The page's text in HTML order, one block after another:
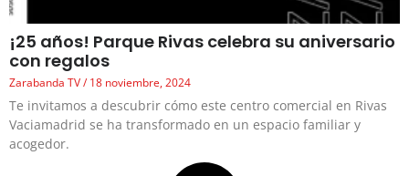
¡25 años! Parque Rivas celebra su aniversario
con regalos
Zarabanda TV 18 noviembre, 2024
Te invitamos a descubrir cómo este centro comercial en Rivas
Vaciamadrid se ha transformado en un espacio familiar y
acogedor.